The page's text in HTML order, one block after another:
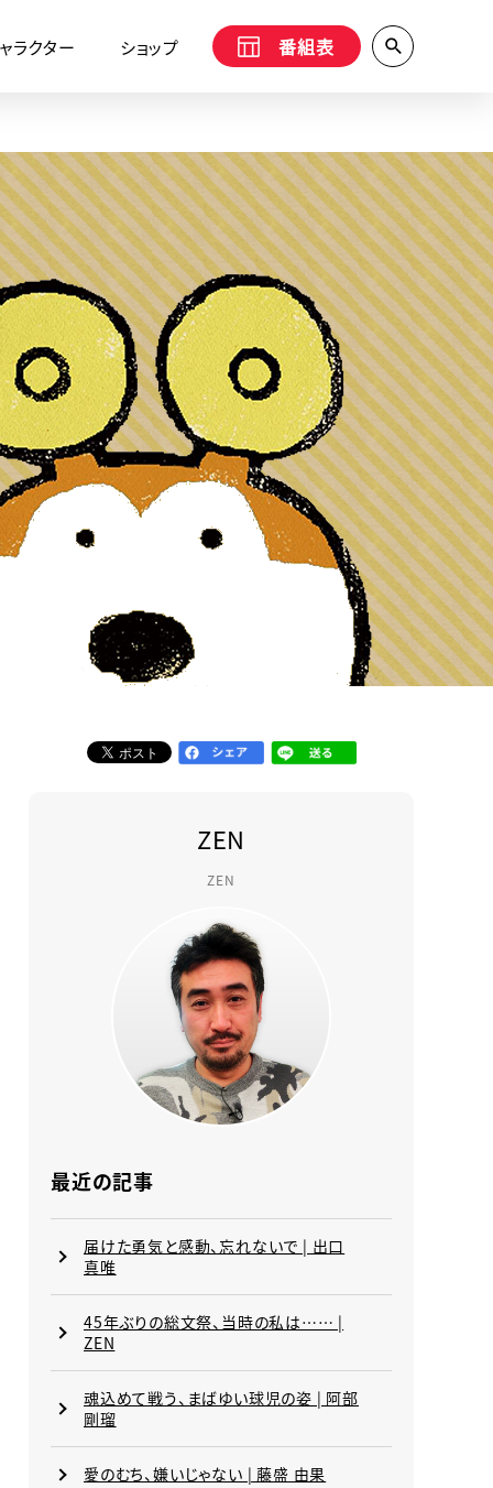
ラクター ショップ 番組表
ZEN
ZEN
最近の記事
届けた勇気と感動、忘れないで | 出口
真唯
45年ぶりの総文祭、当時の私は…… |
ZEN
魂込めて戦う、まばゆい球児の姿 | 阿部
剛瑠
愛のむち、嫌いじゃない | 藤盛 由果